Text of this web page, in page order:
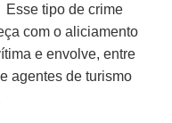
Esse tipo de crime
com o aliciamento
e envolve, entre
agentes de turismo